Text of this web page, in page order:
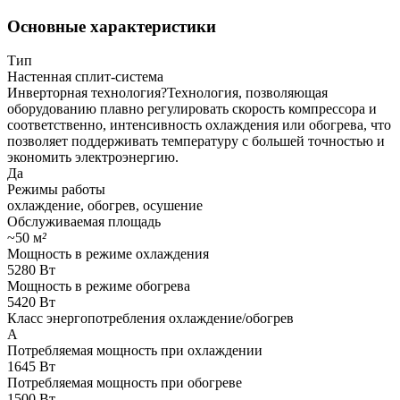
Основные характеристики
Тип
Настенная сплит-система
Инверторная технология?Технология, позволяющая
оборудованию плавно регулировать скорость компрессора и
соответственно, интенсивность охлаждения или обогрева, что
позволяет поддерживать температуру с большей точностью и
экономить электроэнергию.
Да
Режимы работы
охлаждение, обогрев, осушение
Обслуживаемая площадь
~50 м²
Мощность в режиме охлаждения
5280 Вт
Мощность в режиме обогрева
5420 Вт
Класс энергопотребления охлаждение/обогрев
A
Потребляемая мощность при охлаждении
1645 Вт
Потребляемая мощность при обогреве